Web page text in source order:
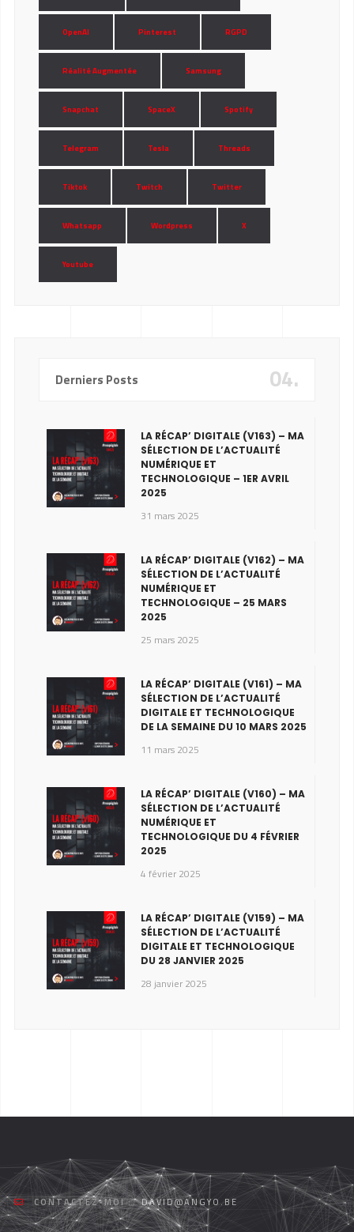
OpenAI Pinterest RGPD
Réalité Augmentée Samsung
Snapchat SpaceX Spotify
Telegram Tesla Threads
Tiktok Twitch Twitter
Whatsapp Wordpress X
Youtube
Derniers Posts 04.
LA RÉCAP’ DIGITALE (V163) – MA
SÉLECTION DE L’ACTUALITÉ
NUMÉRIQUE ET
TECHNOLOGIQUE – 1ER AVRIL
2025
31 mars 2025
LA RÉCAP’ DIGITALE (V162) – MA
SÉLECTION DE L’ACTUALITÉ
NUMÉRIQUE ET
TECHNOLOGIQUE – 25 MARS
2025
25 mars 2025
LA RÉCAP’ DIGITALE (V161) – MA
SÉLECTION DE L’ACTUALITÉ
DIGITALE ET TECHNOLOGIQUE
DE LA SEMAINE DU 10 MARS 2025
11 mars 2025
LA RÉCAP’ DIGITALE (V160) – MA
SÉLECTION DE L’ACTUALITÉ
NUMÉRIQUE ET
TECHNOLOGIQUE DU 4 FÉVRIER
2025
4 février 2025
LA RÉCAP’ DIGITALE (V159) – MA
SÉLECTION DE L’ACTUALITÉ
DIGITALE ET TECHNOLOGIQUE
DU 28 JANVIER 2025
28 janvier 2025
CONTACTEZ-MOI : DAVID@ANGYO.BE